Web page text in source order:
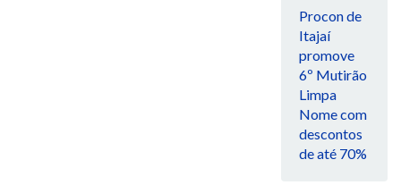
Procon de
Itajaí
promove
6º Mutirão
Limpa
Nome com
descontos
de até 70%